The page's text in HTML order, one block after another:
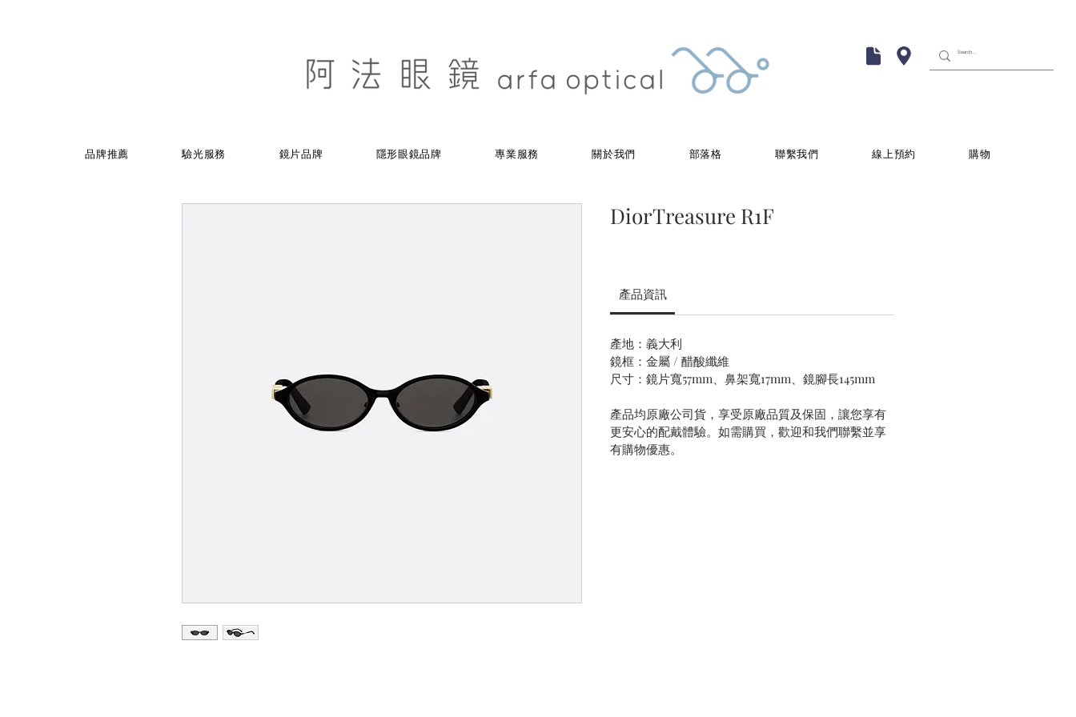
品牌推薦 驗光服務 鏡片品牌 隱形眼鏡品牌 專業服務 關於我們 部落格 聯繫我們 線上預約 購物
DiorTreasure R1F
產品資訊
產地：義大利
鏡框：金屬 / 醋酸纖維
尺寸：鏡片寬57mm、鼻架寬17mm、鏡腳長145mm
產品均原廠公司貨，享受原廠品質及保固，讓您享有
更安心的配戴體驗。如需購買，歡迎和我們聯繫並享
有購物優惠。